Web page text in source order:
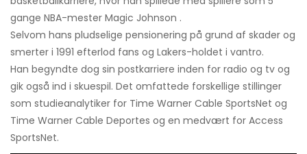
gange NBA-mester Magic Johnson .
Selvom hans pludselige pensionering på grund af skader og
smerter i 1991 efterlod fans og Lakers-holdet i vantro.
Han begyndte dog sin postkarriere inden for radio og tv og
gik også ind i skuespil. Det omfattede forskellige stillinger
som studieanalytiker for Time Warner Cable SportsNet og
Time Warner Cable Deportes og en medvært for Access
SportsNet.